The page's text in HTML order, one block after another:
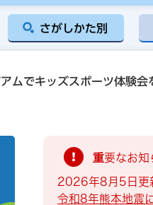
さがしかた別
ムでキッズスポーツ体験会
重要なお知
2026年8月5日更
令和8年熊本地震